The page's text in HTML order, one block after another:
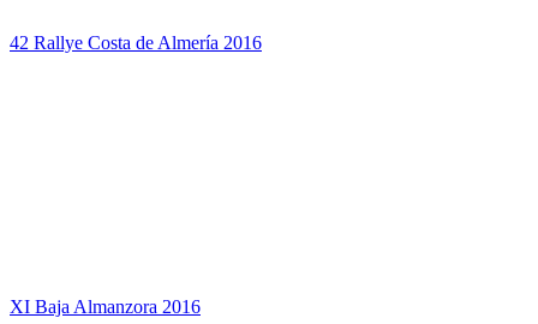
42 Rallye Costa de Almería 2016
XI Baja Almanzora 2016